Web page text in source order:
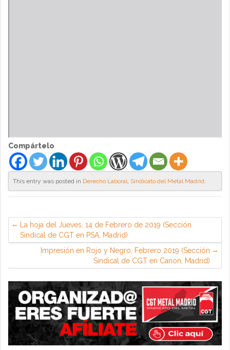
Compártelo
This entry was posted in Derecho Laboral, Sindicato del Metal Madrid.
La hoja del Jueves, 14 de Febrero de 2019 (Sección
Sindical de CGT en PSA, Madrid)
Impresión en Rojo y Negro, Febrero 2019 (Sección
Sindical de CGT en Canon, Madrid)